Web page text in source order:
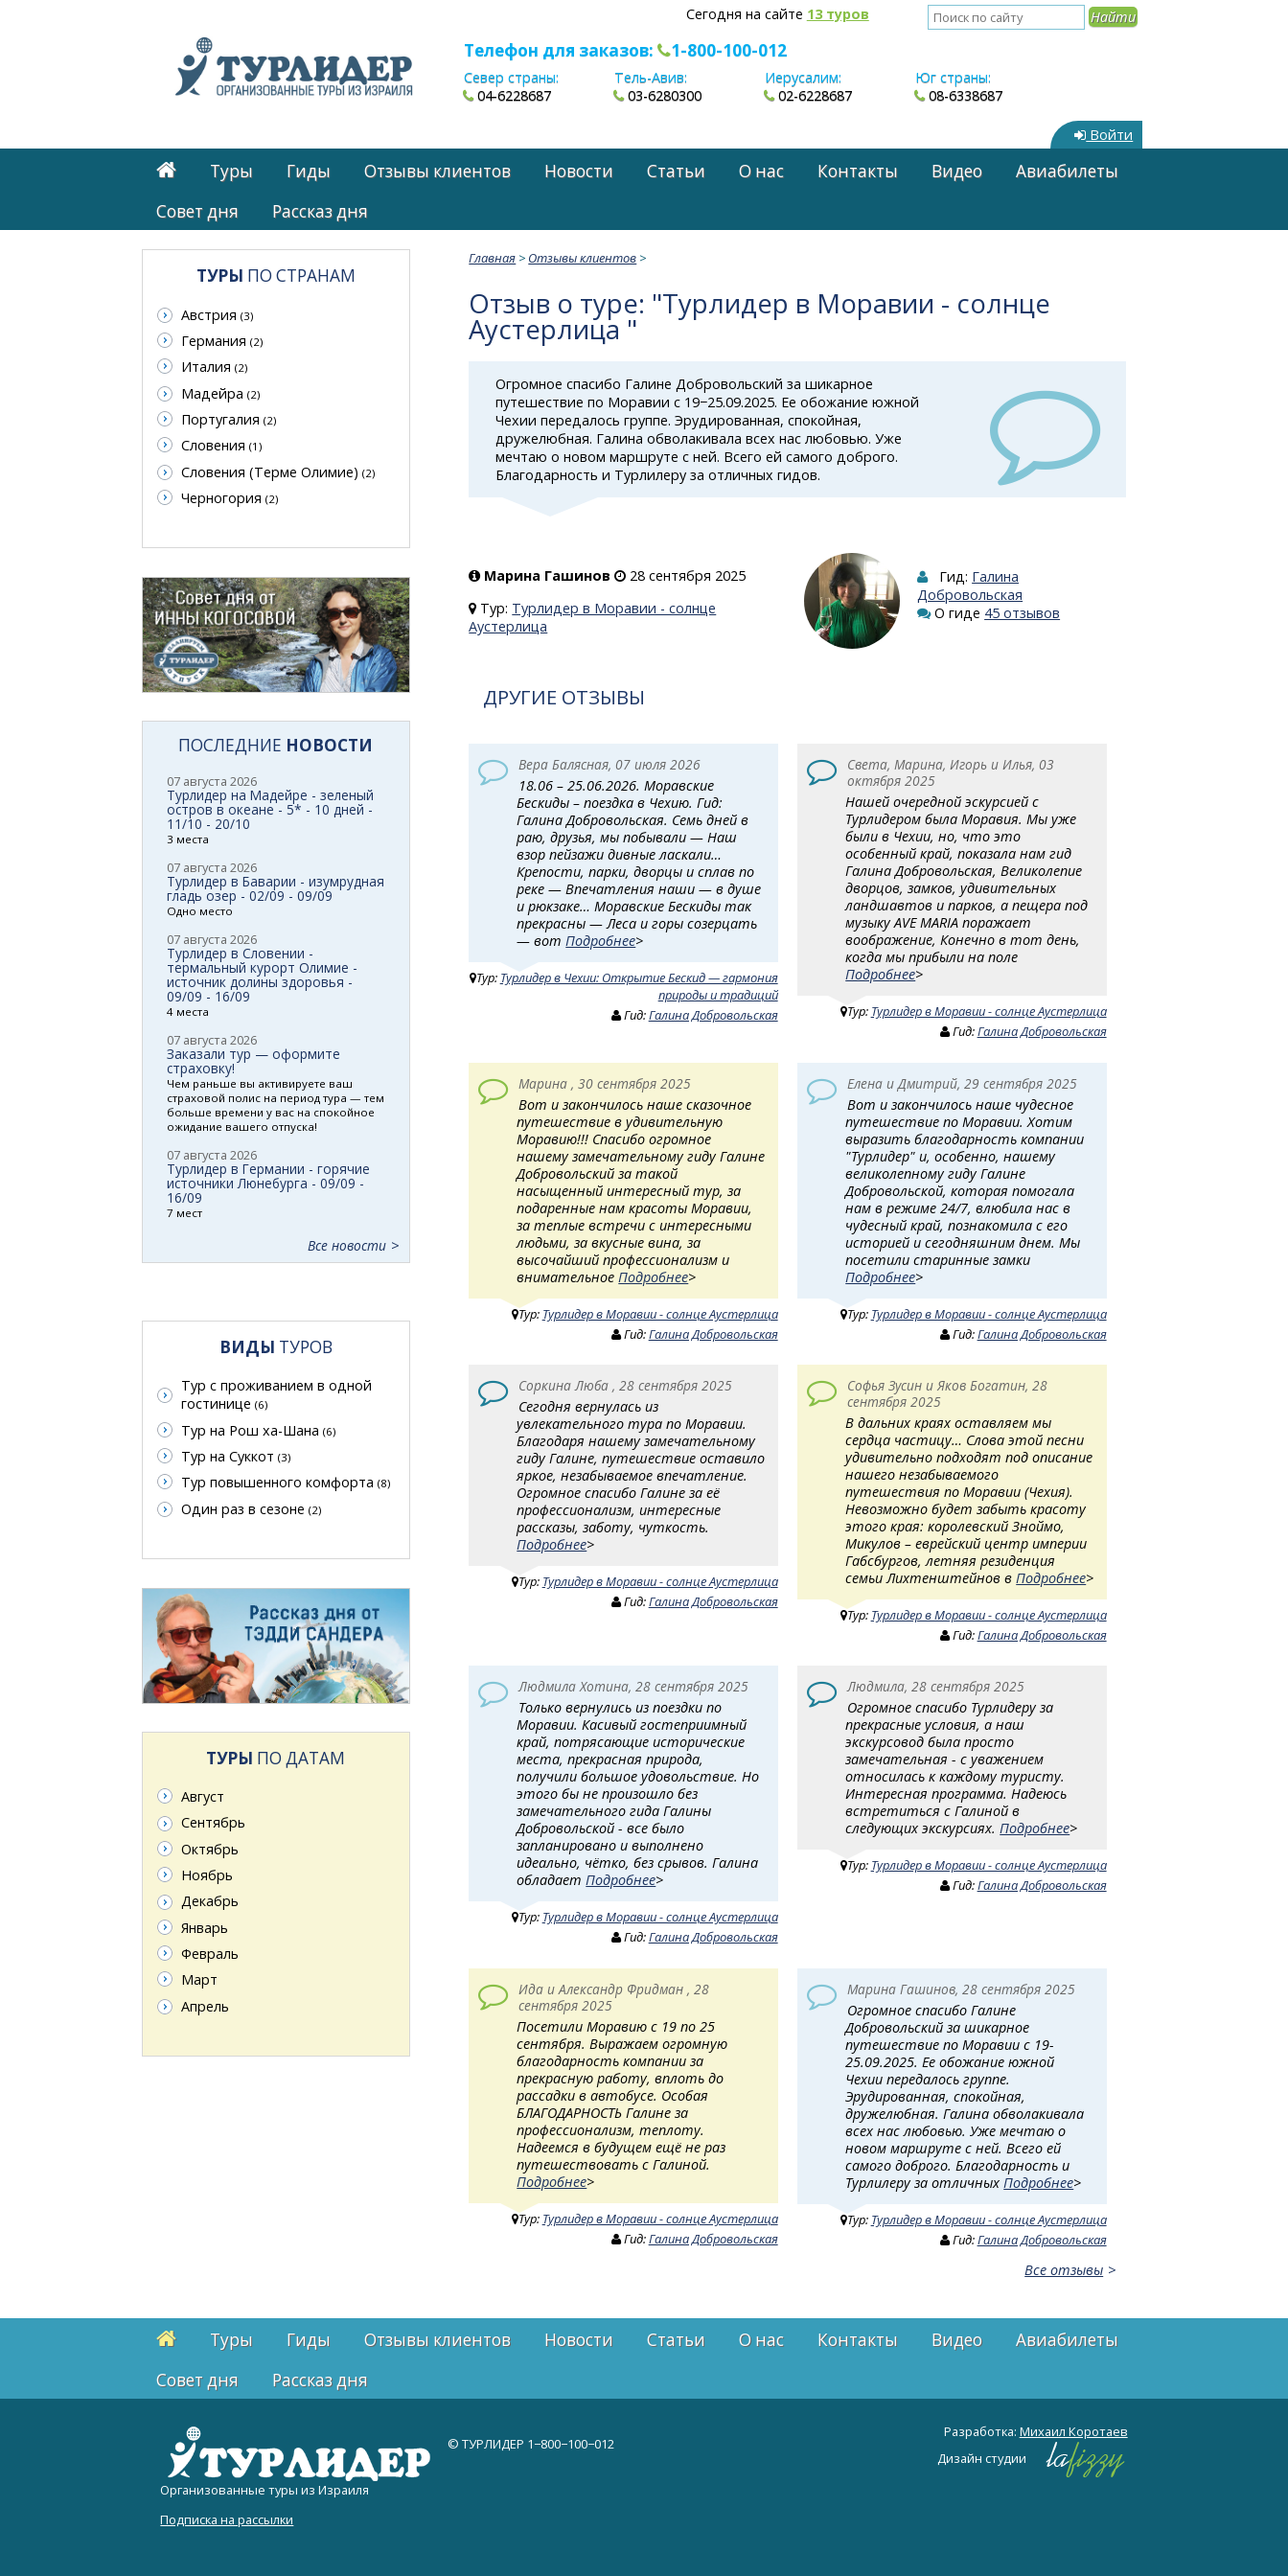
Сегодня на сайте 13 туров
Телефон для заказов: 1-800-100-012
Север страны:
04-6228687
Тель-Авив:
03-6280300
Иерусалим:
02-6228687
Юг страны:
08-6338687
Войти
Туры Гиды Отзывы клиентов Новости Статьи О нас Контакты Видео
Авиабилеты
Cовет дня
Рассказ дня
Главная > Отзывы клиентов >
Отзыв о туре: "Турлидер в Моравии - солнце
Аустерлица "
Огромное спасибо Галине Добровольский за шикарное
путешествие по Моравии с 19−25.09.2025. Ее обожание южной
Чехии передалось группе. Эрудированная, спокойная,
дружелюбная. Галина обволакивала всех нас любовью. Уже
мечтаю о новом маршруте с ней. Всего ей самого доброго.
Благодарность и Турлилеру за отличных гидов.
Марина Гашинов
28 сентября 2025
Тур: Турлидер в Моравии - солнце
Аустерлица
Гид: Галина
Добровольская
О гиде 45 отзывов
ДРУГИЕ ОТЗЫВЫ
Вера Балясная, 07 июля 2026
18.06 – 25.06.2026. Моравские
Бескиды – поездка в Чехию. Гид:
Галина Добровольская. Семь дней в
раю, друзья, мы побывали — Наш
взор пейзажи дивные ласкали…
Крепости, парки, дворцы и сплав по
реке — Впечатления наши — в душе
и рюкзаке… Моравские Бескиды так
прекрасны — Леса и горы созерцать
— вотПодробнее>
Тур: Турлидер в Чехии: Открытие Бескид — гармония
природы и традиций
Гид:Галина Добровольская
Света, Марина, Игорь и Илья, 03
октября 2025
Нашей очередной эскурсией с
Турлидером была Моравия. Мы уже
были в Чехии, но, что это
особенный край, показала нам гид
Галина Добровольская, Великолепие
дворцов, замков, удивительных
ландшавтов и парков, а пещера под
музыку AVE MARIA поражает
воображение, Конечно в тот день,
когда мы прибыли на поле
Подробнее>
Тур: Турлидер в Моравии - солнце Аустерлица
Гид:Галина Добровольская
Марина , 30 сентября 2025
Вот и закончилось наше сказочное
путешествие в удивительную
Моравию!!! Спасибо огромное
нашему замечательному гиду Галине
Добровольский за такой
насыщенный интересный тур, за
подаренные нам красоты Моравии,
за теплые встречи с интересными
людьми, за вкусные вина, за
высочайший профессионализм и
внимательное Подробнее>
Тур: Турлидер в Моравии - солнце Аустерлица
Гид:Галина Добровольская
Елена и Дмитрий, 29 сентября 2025
Вот и закончилось наше чудесное
путешествие по Моравии. Хотим
выразить благодарность компании
"Турлидер" и, особенно, нашему
великолепному гиду Галине
Добровольской, которая помогала
нам в режиме 24/7, влюбила нас в
чудесный край, познакомила с его
историей и сегодняшним днем. Мы
посетили старинные замки
Подробнее>
Тур: Турлидер в Моравии - солнце Аустерлица
Гид:Галина Добровольская
Соркина Люба , 28 сентября 2025
Сегодня вернулась из
увлекательного тура по Моравии.
Благодаря нашему замечательному
гиду Галине, путешествие оставило
яркое, незабываемое впечатление.
Огромное спасибо Галине за её
профессионализм, интересные
рассказы, заботу, чуткость.
Подробнее>
Тур: Турлидер в Моравии - солнце Аустерлица
Гид:Галина Добровольская
Софья Зусин и Яков Богатин, 28
сентября 2025
В дальних краях оставляем мы
сердца частицу… Слова этой песни
удивительно подходят под описание
нашего незабываемого
путешествия по Моравии (Чехия).
Невозможно будет забыть красоту
этого края: королевский Зноймо,
Микулов – еврейский центр империи
Габсбургов, летняя резиденция
семьи Лихтенштейнов вПодробнее>
Тур: Турлидер в Моравии - солнце Аустерлица
Гид:Галина Добровольская
Людмила Хотина, 28 сентября 2025
Только вернулись из поездки по
Моравии. Касивый гостеприимный
край, потрясающие исторические
места, прекрасная природа,
получили большое удовольствие. Но
этого бы не произошло без
замечательного гида Галины
Добровольской - все было
запланировано и выполнено
идеально, чётко, без срывов. Галина
обладаетПодробнее>
Тур: Турлидер в Моравии - солнце Аустерлица
Гид:Галина Добровольская
Людмила, 28 сентября 2025
Огромное спасибо Турлидеру за
прекрасные условия, а наш
экскурсовод была просто
замечательная - с уважением
относилась к каждому туристу.
Интересная программа. Надеюсь
встретиться с Галиной в
следующих экскурсиях.Подробнее>
Тур: Турлидер в Моравии - солнце Аустерлица
Гид:Галина Добровольская
Ида и Александр Фридман , 28
сентября 2025
Посетили Моравию с 19 по 25
сентября. Выражаем огромную
благодарность компании за
прекрасную работу, вплоть до
рассадки в автобусе. Особая
БЛАГОДАРНОСТЬ Галине за
профессионализм, теплоту.
Надеемся в будущем ещё не раз
путешествовать с Галиной.
Подробнее>
Тур: Турлидер в Моравии - солнце Аустерлица
Гид:Галина Добровольская
Марина Гашинов, 28 сентября 2025
Огромное спасибо Галине
Добровольский за шикарное
путешествие по Моравии с 19-
25.09.2025. Ее обожание южной
Чехии передалось группе.
Эрудированная, спокойная,
дружелюбная. Галина обволакивала
всех нас любовью. Уже мечтаю о
новом маршруте с ней. Всего ей
самого доброго. Благодарность и
Турлилеру за отличных Подробнее>
Тур: Турлидер в Моравии - солнце Аустерлица
Гид:Галина Добровольская
Все отзывы
ТУРЫ ПО СТРАНАМ
Австрия (3)
Германия (2)
Италия (2)
Мадейра (2)
Португалия (2)
Словения (1)
Словения (Терме Олимие) (2)
Черногория (2)
ПОСЛЕДНИЕ НОВОСТИ
07 августа 2026
Турлидер на Мадейре - зеленый
остров в океане - 5* - 10 дней -
11/10 - 20/10
3 места
07 августа 2026
Турлидер в Баварии - изумрудная
гладь озер - 02/09 - 09/09
Одно место
07 августа 2026
Турлидер в Словении -
термальный курорт Олимие -
источник долины здоровья -
09/09 - 16/09
4 места
07 августа 2026
Заказали тур — оформите
страховку!
Чем раньше вы активируете ваш
страховой полис на период тура — тем
больше времени у вас на спокойное
ожидание вашего отпуска!
07 августа 2026
Турлидер в Германии - горячие
источники Люнебурга - 09/09 -
16/09
7 мест
Все новости
ВИДЫ ТУРОВ
Тур с проживанием в одной
гостинице (6)
Тур на Рош ха-Шана (6)
Тур на Суккот (3)
Тур повышенного комфорта (8)
Один раз в сезоне (2)
ТУРЫ ПО ДАТАМ
Август
Сентябрь
Октябрь
Ноябрь
Декабрь
Январь
Февраль
Март
Апрель
Туры Гиды Отзывы клиентов Новости Статьи О нас Контакты Видео
Авиабилеты
Cовет дня
Рассказ дня
© ТУРЛИДЕР 1−800−100−012
Организованные туры из Израиля
Подписка на рассылки
Разработка: Михаил Коротаев
Дизайн студии